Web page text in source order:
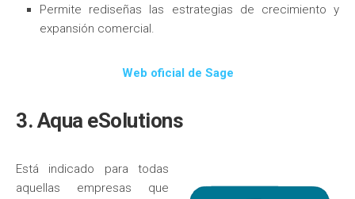
Permite rediseñas las estrategias de crecimiento y
expansión comercial.
Web oficial de Sage
3. Aqua eSolutions
Está indicado para todas
aquellas empresas que